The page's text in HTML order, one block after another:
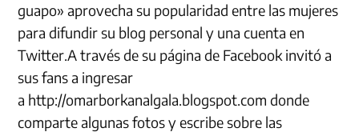
guapo» aprovecha su popularidad entre las mujeres
para difundir su blog personal y una cuenta en
Twitter.A través de su página de Facebook invitó a
sus fans a ingresar
a http://omarborkanalgala.blogspot.com donde
comparte algunas fotos y escribe sobre las